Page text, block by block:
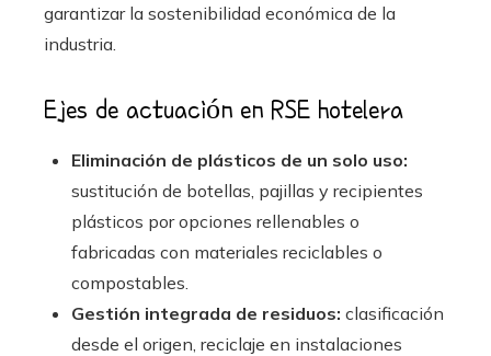
garantizar la sostenibilidad económica de la
industria.
Ejes de actuación en RSE hotelera
Eliminación de plásticos de un solo uso:
sustitución de botellas, pajillas y recipientes
plásticos por opciones rellenables o
fabricadas con materiales reciclables o
compostables.
Gestión integrada de residuos: clasificación
desde el origen, reciclaje en instalaciones